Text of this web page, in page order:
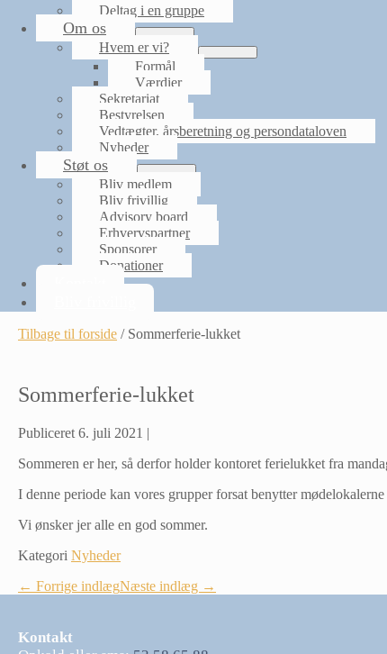
Deltag i en gruppe
Om os
Menu
Toggle
Hvem er vi?
Menu
Formål
Værdier
Sekretariat
Bestyrelsen
Vedtægter, årsberetning og persondataloven
Nyheder
Støt os
Menu
Toggle
Bliv medlem
Bliv frivillig
Advisory board
Erhvervspartner
Sponsorer
Donationer
Tilbage til forside / Sommerferie-lukket
Sommerferie-lukket
Publiceret 6. juli 2021 |
Sommeren er her, så derfor holder kontoret ferielukket fra
I denne periode kan vores grupper forsat benytter
Vi ønsker jer alle en god sommer.
Kategori Nyheder
Indlægsnavigation
← Forrige indlægNæste indlæg →
Kontakt